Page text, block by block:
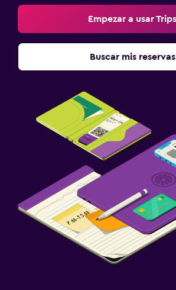
Empezar a usar Trips
Buscar mis reservas